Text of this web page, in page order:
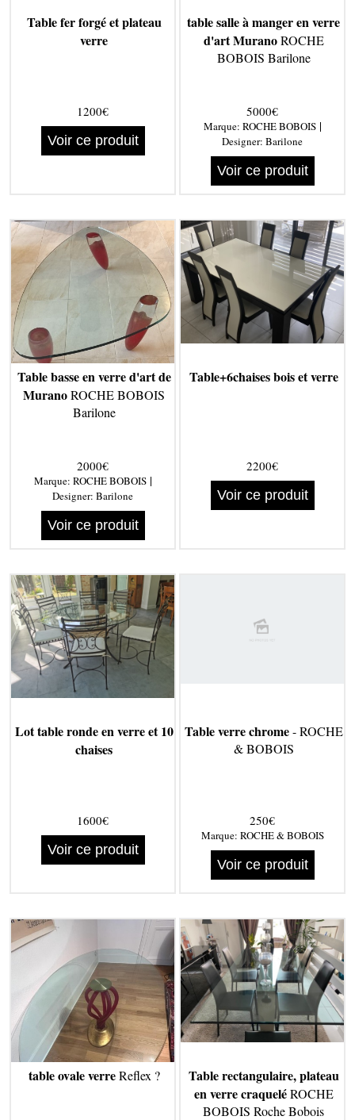
Table fer forgé et plateau
verre
1200€
Voir ce produit
table salle à manger en verre
d'art MuranoROCHE
BOBOIS Barilone
5000€
Marque: ROCHE BOBOIS|
Designer: Barilone
Voir ce produit
Table basse en verre d'art de
MuranoROCHE BOBOIS
Barilone
2000€
Marque: ROCHE BOBOIS|
Designer: Barilone
Voir ce produit
Table+6chaises bois et verre
2200€
Voir ce produit
Lot table ronde en verre et 10
chaises
1600€
Voir ce produit
Table verre chrome- ROCHE
& BOBOIS
250€
Marque: ROCHE & BOBOIS
Voir ce produit
table ovale verreReflex ?
Table rectangulaire, plateau
en verre craqueléROCHE
BOBOIS Roche Bobois